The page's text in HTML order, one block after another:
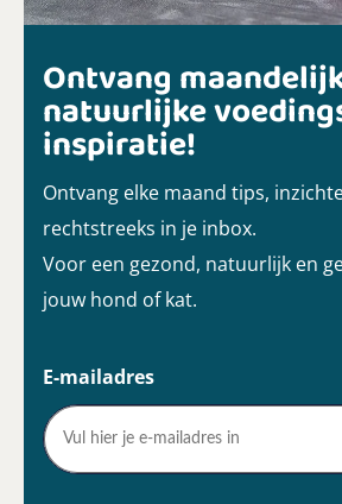
Ontvang
natuurlijke
inspiratie!
Ontvang elke maand tips,
rechtstreeks in je inbox.
Voor een gezond, natuurlijk en
jouw hond of kat.
E-mailadres